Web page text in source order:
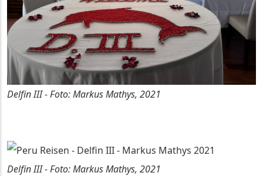
Delfin III - Foto: Markus Mathys, 2021
Delfin III - Foto: Markus Mathys, 2021